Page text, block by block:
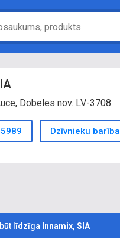
Dobeles nov. LV-3708
Dzīvnieku barība
līdzīga Innamix, SIA